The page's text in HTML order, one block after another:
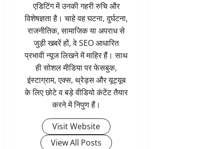
एडिटिंग में उनकी गहरी रुचि और
विशेषज्ञता है। चाहे वह घटना, दुर्घटना,
राजनीतिक, सामाजिक या अपराध से
जुड़ी खबरें हों, वे SEO आधारित
प्रभावी न्यूज लिखने में माहिर हैं। साथ
ही सोशल मीडिया पर फेसबुक,
इंस्टाग्राम, एक्स, थ्रेड्स और यूट्यूब
के लिए छोटे व बड़े वीडियो कंटेंट तैयार
करने में निपुण हैं।
Visit Website
View All Posts